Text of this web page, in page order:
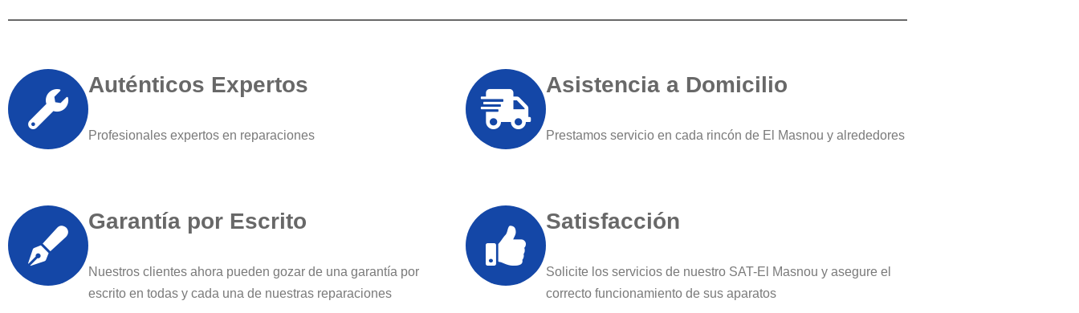
Auténticos Expertos
Profesionales expertos en reparaciones
Asistencia a Domicilio
Prestamos servicio en cada rincón de El Masnou y alrededores
Garantía por Escrito
Nuestros clientes ahora pueden gozar de una garantía por
escrito en todas y cada una de nuestras reparaciones
Satisfacción
Solicite los servicios de nuestro SAT-El Masnou y asegure el
correcto funcionamiento de sus aparatos